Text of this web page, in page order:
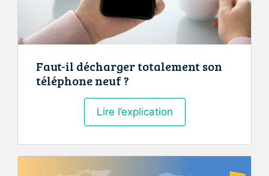
Faut-il décharger totalement son
téléphone neuf ?
Lire l’explicationFaut-
il
totalement
son